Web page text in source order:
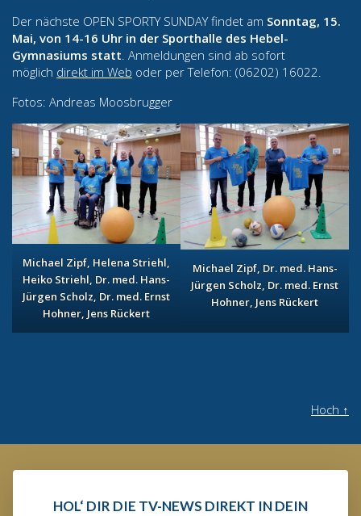
Der nächste OPEN SPORTY SUNDAY findet am Sonntag, 15.
Mai, von 14-16 Uhr in der Sporthalle des Hebel-
Gymnasiums statt. Anmeldungen sind ab sofort
möglich direkt im Web oder per Telefon: (06202) 16022.
Fotos: Andreas Moosbrugger
Michael Zipf, Helena Striehl,
Heiko Striehl, Dr. med. Hans-
Jürgen Scholz, Dr. med. Ernst
Hohner, Jens Rückert
Michael Zipf, Dr. med. Hans-
Jürgen Scholz, Dr. med. Ernst
Hohner, Jens Rückert
Hoch ↑
HOL‘ DIR DIE TV-NEWS DIREKT IN DEIN